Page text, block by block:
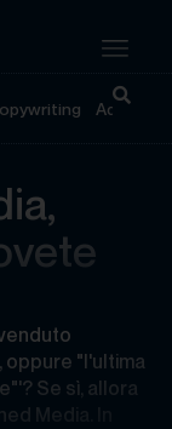
oppure "l'ultima
Se sì, allora
Media. In